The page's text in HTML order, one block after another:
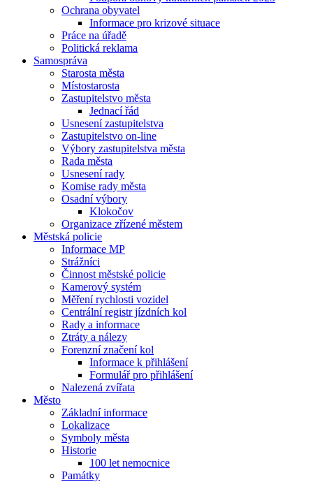
Ochrana obyvatel
Informace pro krizové situace
Práce na úřadě
Politická reklama
Samospráva
Starosta města
Místostarosta
Zastupitelstvo města
Jednací řád
Usnesení zastupitelstva
Zastupitelstvo on-line
Výbory zastupitelstva města
Rada města
Usnesení rady
Komise rady města
Osadní výbory
Klokočov
Organizace zřízené městem
Městská policie
Informace MP
Strážníci
Činnost městské policie
Kamerový systém
Měření rychlosti vozidel
Centrální registr jízdních kol
Rady a informace
Ztráty a nálezy
Forenzní značení kol
Informace k přihlášení
Formulář pro přihlášení
Nalezená zvířata
Město
Základní informace
Lokalizace
Symboly města
Historie
100 let nemocnice
Památky